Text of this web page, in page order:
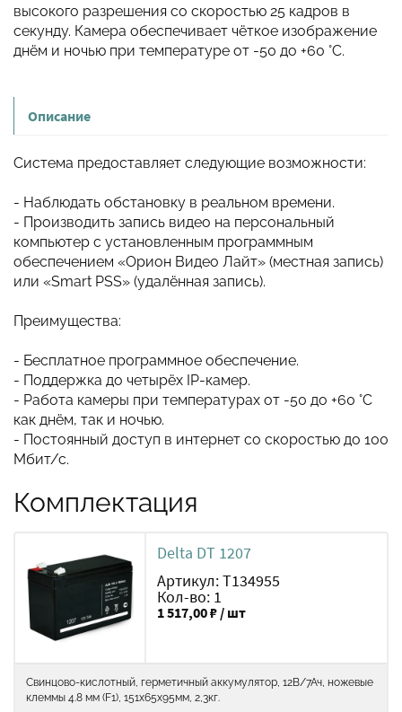
высокого разрешения со скоростью 25 кадров в
секунду. Камера обеспечивает чёткое изображение
днём и ночью при температуре от -50 до +60 °С.
Описание
Система предоставляет следующие возможности:
- Наблюдать обстановку в реальном времени.
- Производить запись видео на персональный
компьютер с установленным программным
обеспечением «Орион Видео Лайт» (местная запись)
или «Smart PSS» (удалённая запись).
Преимущества:
- Бесплатное программное обеспечение.
- Поддержка до четырёх IP-камер.
- Работа камеры при температурах от -50 до +60 °С
как днём, так и ночью.
- Постоянный доступ в интернет со скоростью до 100
Мбит/с.
Комплектация
Delta DT 1207
Артикул: Т134955
Кол-во: 1
1 517,00 ₽ / шт
Свинцово-кислотный, герметичный аккумулятор, 12В/7Ач, ножевые
клеммы 4.8 мм (F1), 151х65х95мм, 2,3кг.